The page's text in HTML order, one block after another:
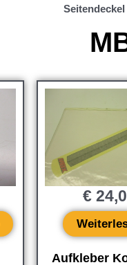
Seitendeckel
Aufkleber
€